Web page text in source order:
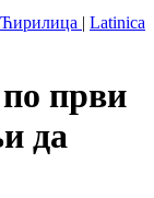
Ћирилица | Latinica
први
да